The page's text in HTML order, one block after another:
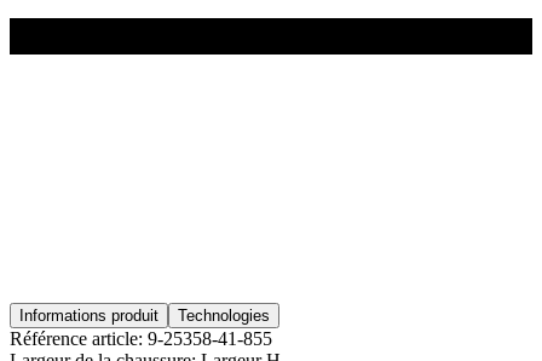
Informations produit Technologies
Référence article: 9-25358-41-855